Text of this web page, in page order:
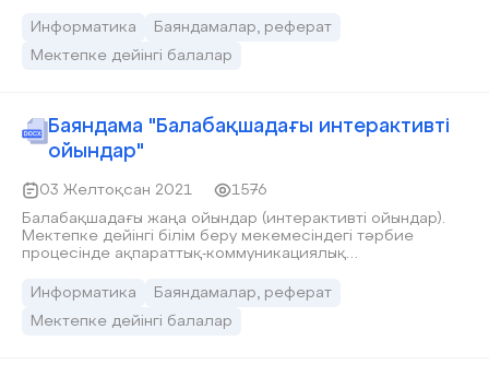
жасауы.
Информатика
Баяндамалар, реферат
Мектепке дейінгі балалар
Баяндама "Балабақшадағы интерактивті
ойындар"
03 Желтоқсан 2021
1576
Балабақшадағы жаңа ойындар (интерактивті ойындар).
Мектепке дейінгі білім беру мекемесіндегі тәрбие
процесінде ақпараттық-коммуникациялық
дейінгі педагогикадағы жаңа және өзекті бағыттардың
Информатика
Баяндамалар, реферат
Мектепке дейінгі балалар